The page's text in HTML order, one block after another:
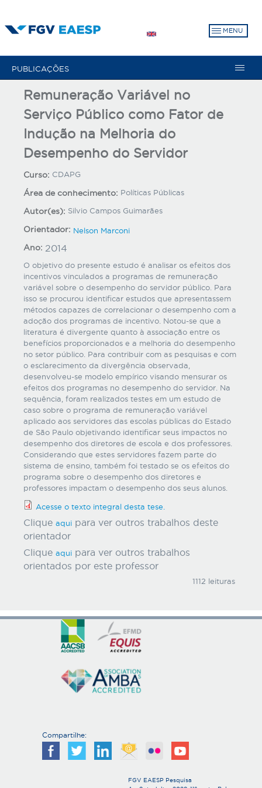
para
MENU
PUBLICAÇÕES
Remuneração Variável no
Serviço Público como Fator de
Indução na Melhoria do
Desempenho do Servidor
Curso: CDAPG
Área de conhecimento: Políticas Públicas
Autor(es): Silvio Campos Guimarães
Orientador: Nelson Marconi
Ano: 2014
O objetivo do presente estudo é analisar os efeitos dos
incentivos vinculados a programas de remuneração
variável sobre o desempenho do servidor público. Para
isso se procurou identificar estudos que apresentassem
métodos capazes de correlacionar o desempenho com a
adoção dos programas de incentivo. Notou-se que a
literatura é divergente quanto à associação entre os
benefícios proporcionados e a melhoria do desempenho
no setor público. Para contribuir com as pesquisas e com
o esclarecimento da divergência observada,
desenvolveu-se modelo empírico visando mensurar os
efeitos dos programas no desempenho do servidor. Na
sequência, foram realizados testes em um estudo de
caso sobre o programa de remuneração variável
aplicado aos servidores das escolas públicas do Estado
de São Paulo objetivando identificar seus impactos no
desempenho dos diretores de escola e dos professores.
Considerando que estes servidores fazem parte do
sistema de ensino, também foi testado se os efeitos do
programa sobre o desempenho dos diretores e
professores impactam o desempenho dos seus alunos.
Acesse o texto integral desta tese.
Clique aqui para ver outros trabalhos deste
orientador
Clique aqui para ver outros trabalhos
orientados por este professor
1112 leituras
Compartilhe:
FGV EAESP Pesquisa